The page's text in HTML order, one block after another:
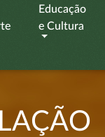
Educação
e Cultura